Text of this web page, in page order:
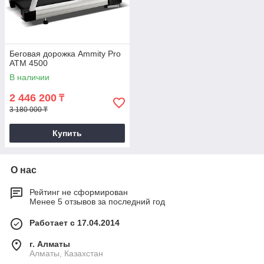
Беговая дорожка Ammity Pro
ATM 4500
В наличии
2 446 200 ₸
3 180 000 ₸
Купить
О нас
Рейтинг не сформирован
Менее 5 отзывов за последний год
Работает с 17.04.2014
г. Алматы
Алматы, Казахстан